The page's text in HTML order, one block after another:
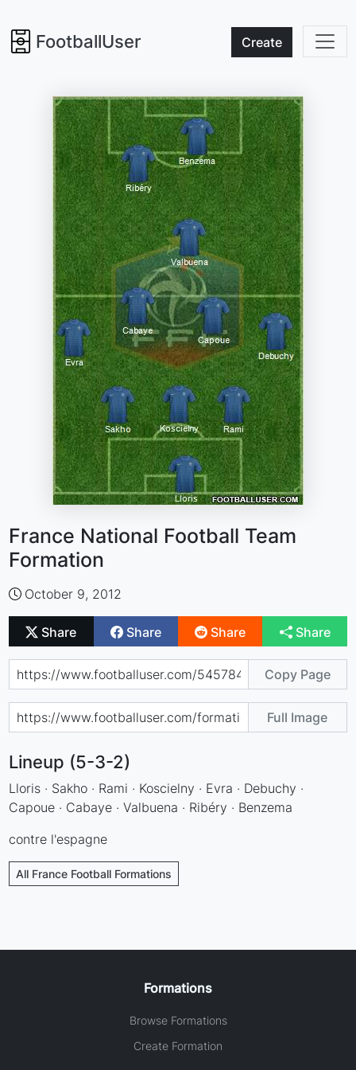
FootballUser Create
France National Football Team
Formation
October 9, 2012
Share Share Share Share
Copy Page
Full Image
Lineup (5-3-2)
Lloris · Sakho · Rami · Koscielny · Evra · Debuchy ·
Capoue · Cabaye · Valbuena · Ribéry · Benzema
contre l'espagne
All France Football Formations
Formations
Browse Formations
Create Formation